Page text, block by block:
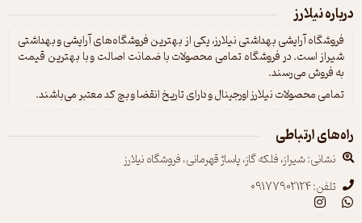
درباره نیلارز
فروشگاه آرایشی بهداشتی نیلارز، یکی از بهترین فروشگاه‌های آرایشی و بهداشتی
شیراز است. در فروشگاه تمامی محصولات با ضمانت اصالت و با بهترین قیمت
به فروش می‌رسند.
تمامی محصولات نیلارز اورجینال و دارای تاریخ انقضا و بچ کد معتبر می‌باشند.
راه‌های ارتباطی
نشانی: شیراز، فلکه گاز، پاساژ قهرمانی، فروشگاه نیلارز
تلفن: 09177902124